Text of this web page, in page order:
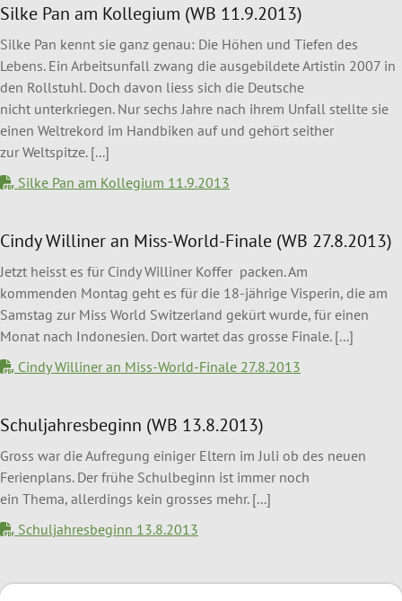
Silke Pan am Kollegium (WB 11.9.2013)
Silke Pan kennt sie ganz genau: Die Höhen und Tiefen des
Lebens. Ein Arbeitsunfall zwang die ausgebildete Artistin 2007 in
den Rollstuhl. Doch davon liess sich die Deutsche
nicht unterkriegen. Nur sechs Jahre nach ihrem Unfall stellte sie
einen Weltrekord im Handbiken auf und gehört seither
zur Weltspitze. [...]
Silke Pan am Kollegium 11.9.2013
Cindy Williner an Miss-World-Finale (WB 27.8.2013)
Jetzt heisst es für Cindy Williner Koffer packen. Am
kommenden Montag geht es für die 18-jährige Visperin, die am
Samstag zur Miss World Switzerland gekürt wurde, für einen
Monat nach Indonesien. Dort wartet das grosse Finale. [...]
Cindy Williner an Miss-World-Finale 27.8.2013
Schuljahresbeginn (WB 13.8.2013)
Gross war die Aufregung einiger Eltern im Juli ob des neuen
Ferienplans. Der frühe Schulbeginn ist immer noch
ein Thema, allerdings kein grosses mehr. [...]
Schuljahresbeginn 13.8.2013